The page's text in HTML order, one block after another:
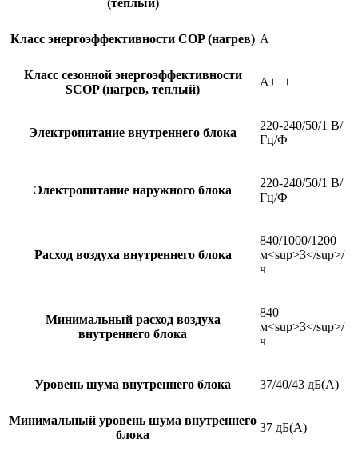
(теплый)
Класс энергоэффективности COP (нагрев) A
Класс сезонной энергоэффективности
SCOP (нагрев, теплый)
A+++
Электропитание внутреннего блока
220-240/50/1 В/
Гц/Ф
Электропитание наружного блока
220-240/50/1 В/
Гц/Ф
Расход воздуха внутреннего блока
840/1000/1200
м<sup>3</sup>/
ч
Минимальный расход воздуха
внутреннего блока
840
м<sup>3</sup>/
ч
Уровень шума внутреннего блока 37/40/43 дБ(А)
Минимальный уровень шума внутреннего
блока
37 дБ(А)